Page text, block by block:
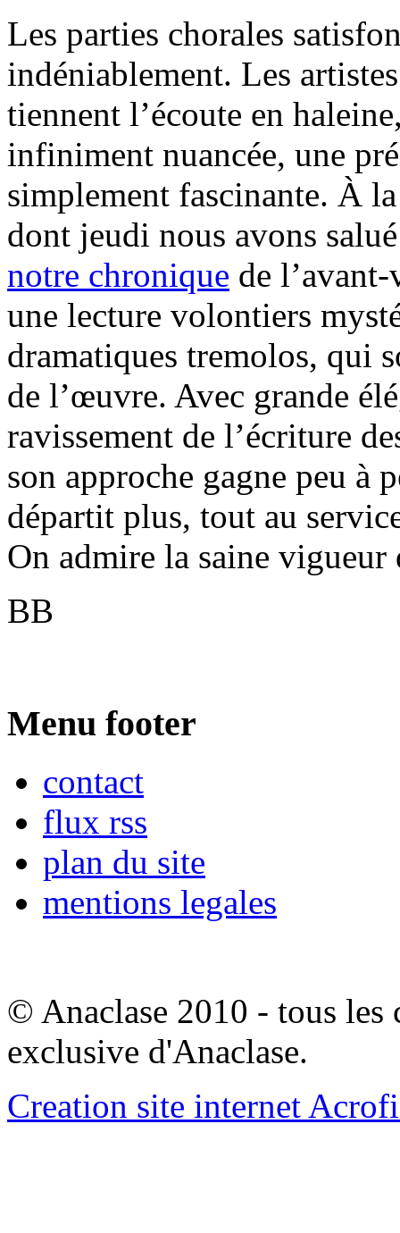
Les parties chorales
indéniablement. Les
tiennent l’écoute en
infiniment nuancée, une
simplement fascinante. À
dont jeudi nous avons
notre chronique de
une lecture volontiers
dramatiques tremolos, qui
de l’œuvre. Avec grande
ravissement de l’écriture
son approche gagne peu à
départit plus, tout au
On admire la saine vigueur
BB
Menu footer
contact
flux rss
plan du site
mentions legales
© Anaclase 2010 - tous les
exclusive d'Anaclase.
Creation site internet